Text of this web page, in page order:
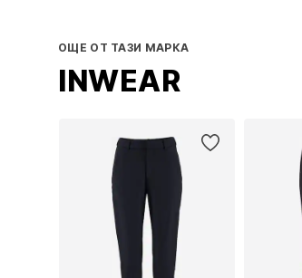
ОЩЕ ОТ ТАЗИ МАРКА
INWEAR